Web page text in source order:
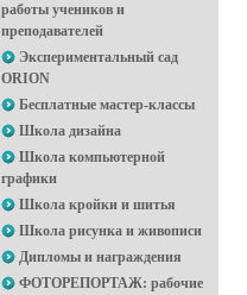
работы учеников и
преподавателей
Экспериментальный сад
ORION
Бесплатные мастер-классы
Школа дизайна
Школа компьютерной
графики
Школа кройки и шитья
Школа рисунка и живописи
Дипломы и награждения
ФОТОРЕПОРТАЖ: рабочие